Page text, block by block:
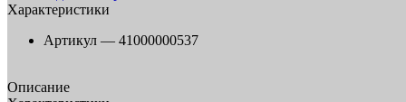
Характеристики
Артикул — 41000000537
Описание